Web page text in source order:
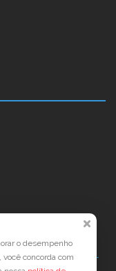
MACEIÓ - AL
o desempenho
concorda com